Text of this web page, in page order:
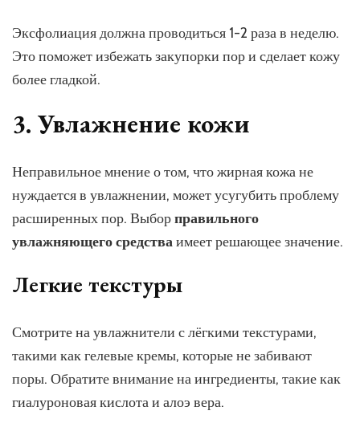
Эксфолиация должна проводиться 1-2 раза в неделю.
Это поможет избежать закупорки пор и сделает кожу
более гладкой.
3. Увлажнение кожи
Неправильное мнение о том, что жирная кожа не
нуждается в увлажнении, может усугубить проблему
расширенных пор. Выборправильного
увлажняющего средстваимеет решающее значение.
Легкие текстуры
Смотрите на увлажнители с лёгкими текстурами,
такими как гелевые кремы, которые не забивают
поры. Обратите внимание на ингредиенты, такие как
гиалуроновая кислота и алоэ вера.